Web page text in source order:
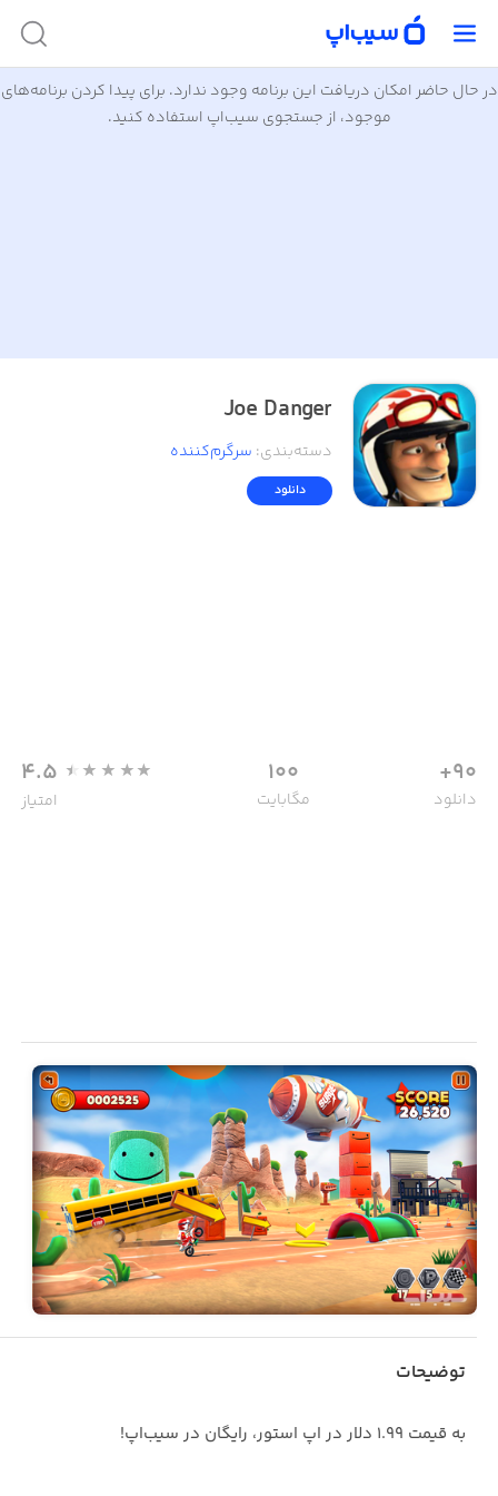
در حال حاضر امکان دریافت این برنامه وجود ندارد. برای پیدا کردن برنامه‌های
موجود، از جستجوی سیب‌اپ استفاده کنید.
Joe Danger
دسته‌بندی: سرگرم‌کننده
دانلود
90+
دانلود
100
مگابایت
4.5
امتیاز
توضیحات
به قیمت ۱.۹۹ دلار در اپ استور، رایگان در سیب‌اپ!